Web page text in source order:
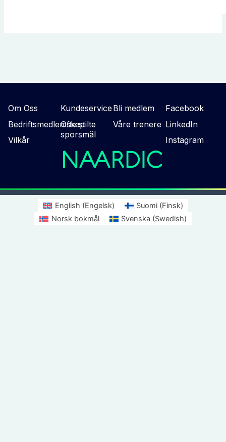
Om Oss
Bedriftsmedlemskap
Vilkår
Kundeservice
Ofte stilte
sporsmäl
Bli medlem
Våre trenere
Facebook
LinkedIn
Instagram
English (Engelsk) Suomi (Finsk)
Norsk bokmål
Svenska (Swedish)